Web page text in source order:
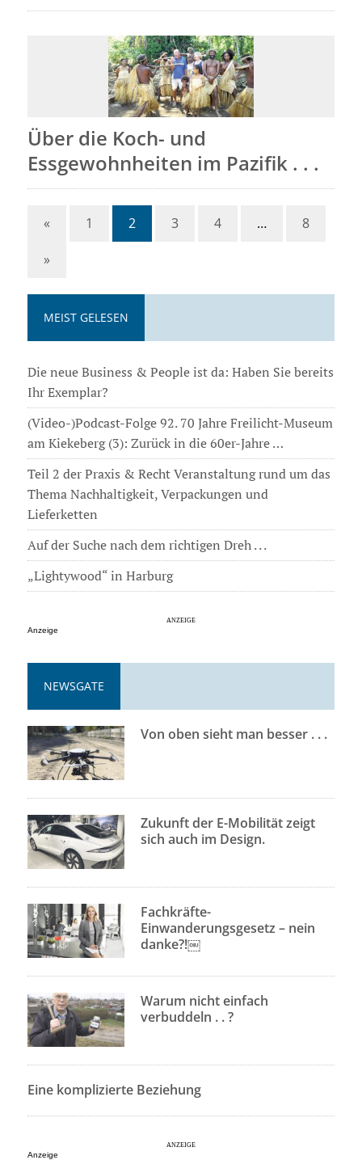
Über die Koch- und
Essgewohnheiten im Pazifik . . .
« 1 2 3 4 … 8
»
MEIST GELESEN
Die neue Business & People ist da: Haben Sie bereits
Ihr Exemplar?
(Video-)Podcast-Folge 92. 70 Jahre Freilicht-Museum
am Kiekeberg (3): Zurück in die 60er-Jahre …
Teil 2 der Praxis & Recht Veranstaltung rund um das
Thema Nachhaltigkeit, Verpackungen und
Lieferketten
Auf der Suche nach dem richtigen Dreh . . .
„Lightywood“ in Harburg
Anzeige
NEWSGATE
Von oben sieht man besser . . .
Zukunft der E-Mobilität zeigt
sich auch im Design.
Fachkräfte-
Einwanderungsgesetz – nein
danke?!￼
Warum nicht einfach
verbuddeln . . ?
Eine komplizierte Beziehung
Anzeige